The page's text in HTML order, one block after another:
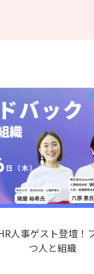
人事ゲスト登壇！
つ人と組織